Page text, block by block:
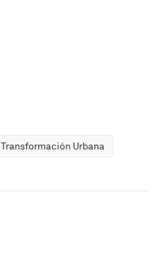
Transformación Urbana